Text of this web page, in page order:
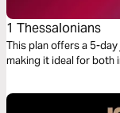
1 Thessalonians
This plan offers a 5-
making it ideal for both